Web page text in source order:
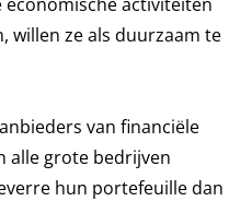
willen ze als duurzaam te
van financiële
alle grote bedrijven
hun portefeuille dan